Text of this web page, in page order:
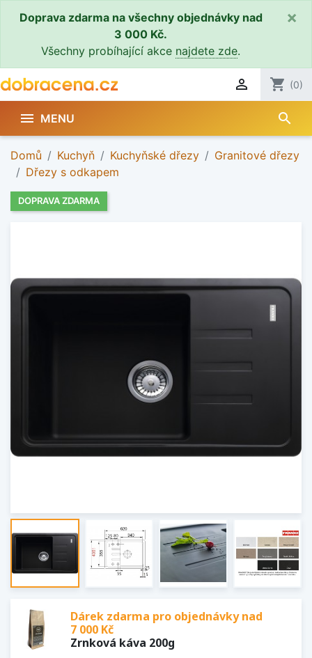
Doprava zdarma na všechny objednávky nad
3 000 Kč.
Všechny probíhající akce najdete zde.
×
 shopping_cart (0)
 MENU search
Domů Kuchyň Kuchyňské dřezy
Granitové dřezy
Dřezy s odkapem
DOPRAVA ZDARMA
Dárek zdarma pro objednávky nad
7 000 Kč
Zrnková káva 200g